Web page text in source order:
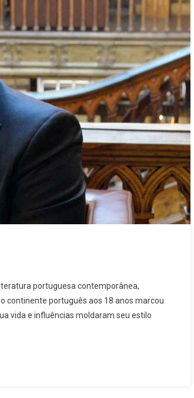
portuguesa contemporânea,
continente português aos 18 anos marcou
vida e influências moldaram seu estilo